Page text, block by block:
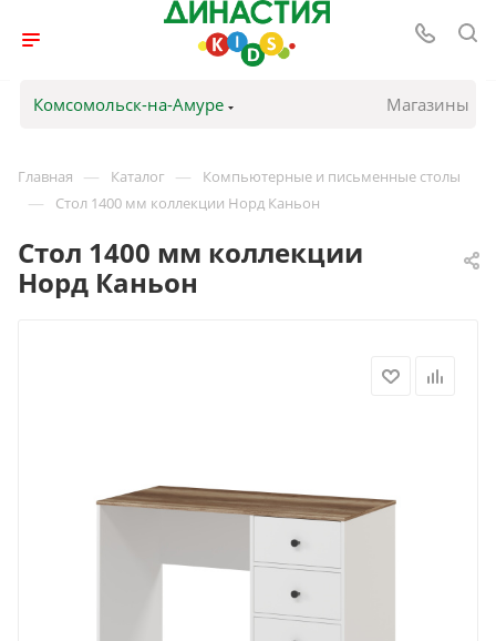
Комсомольск-на-Амуре Магазины
Главная — Каталог — Компьютерные и письменные столы
— Стол 1400 мм коллекции Норд Каньон
Стол 1400 мм коллекции
Норд Каньон